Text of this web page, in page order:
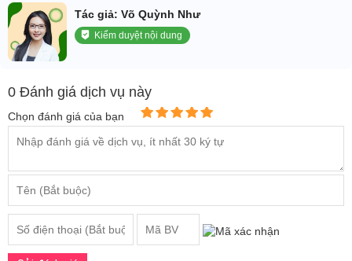
Tác giả: Võ Quỳnh Như
Kiểm duyệt nội dung
0 Đánh giá dịch vụ này
Chọn đánh giá của bạn